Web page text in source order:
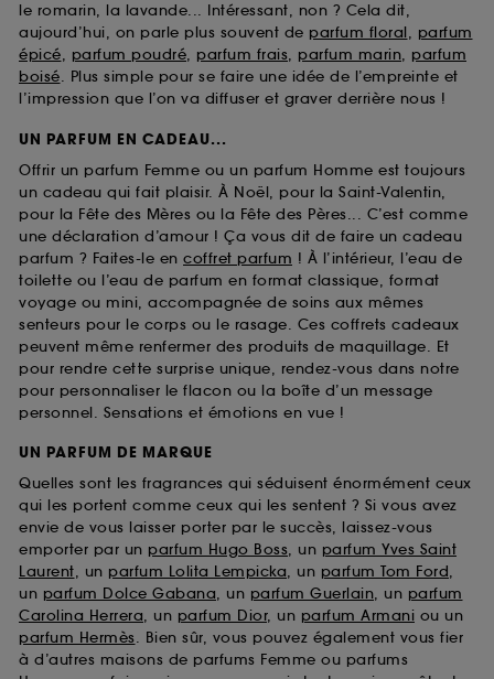
le romarin, la lavande... Intéressant, non ? Cela dit,
aujourd’hui, on parle plus souvent de parfum floral, parfum
épicé, parfum poudré, parfum frais, parfum marin, parfum
boisé. Plus simple pour se faire une idée de l’empreinte et
l’impression que l’on va diffuser et graver derrière nous !
UN PARFUM EN CADEAU...
Offrir un parfum Femme ou un parfum Homme est toujours
un cadeau qui fait plaisir. À Noël, pour la Saint-Valentin,
pour la Fête des Mères ou la Fête des Pères... C’est comme
une déclaration d’amour ! Ça vous dit de faire un cadeau
parfum ? Faites-le en coffret parfum ! À l’intérieur, l’eau de
toilette ou l’eau de parfum en format classique, format
voyage ou mini, accompagnée de soins aux mêmes
senteurs pour le corps ou le rasage. Ces coffrets cadeaux
peuvent même renfermer des produits de maquillage. Et
pour rendre cette surprise unique, rendez-vous dans notre
pour personnaliser le flacon ou la boîte d’un message
personnel. Sensations et émotions en vue !
UN PARFUM DE MARQUE
Quelles sont les fragrances qui séduisent énormément ceux
qui les portent comme ceux qui les sentent ? Si vous avez
envie de vous laisser porter par le succès, laissez-vous
emporter par un parfum Hugo Boss, un parfum Yves Saint
Laurent, un parfum Lolita Lempicka, un parfum Tom Ford,
un parfum Dolce Gabana, un parfum Guerlain, un parfum
Carolina Herrera, un parfum Dior, un parfum Armani ou un
parfum Hermès. Bien sûr, vous pouvez également vous fier
à d’autres maisons de parfums Femme ou parfums